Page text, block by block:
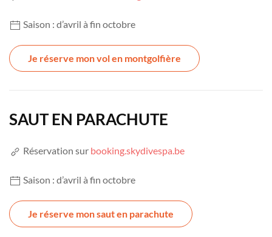
Saison : d’avril à fin octobre
Je réserve mon vol en montgolfière
SAUT EN PARACHUTE
Réservation sur booking.skydivespa.be
Saison : d’avril à fin octobre
Je réserve mon saut en parachute